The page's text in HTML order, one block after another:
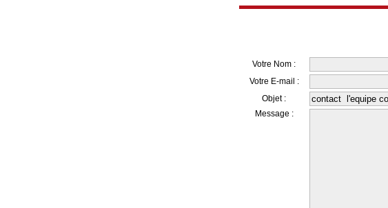
Votre Nom :
Votre E-mail :
Objet :
Message :